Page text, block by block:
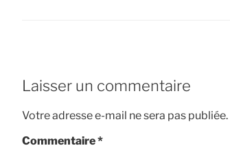
Laisser un commentaire
Votre adresse e-mail ne sera pas publiée.
Commentaire*